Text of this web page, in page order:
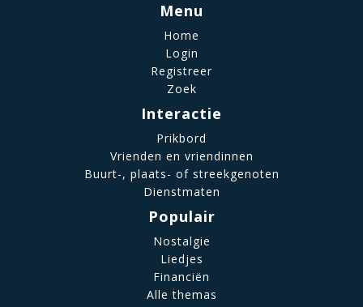
Menu
Home
Login
Registreer
Zoek
Interactie
Prikbord
Vrienden en vriendinnen
Buurt-, plaats- of streekgenoten
Dienstmaten
Populair
Nostalgie
Liedjes
Financiën
Alle themas